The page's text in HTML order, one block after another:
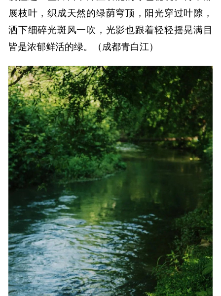
展枝叶，织成天然的绿荫穹顶，阳光穿过叶隙，
洒下细碎光斑风一吹，光影也跟着轻轻摇晃满目
皆是浓郁鲜活的绿。（成都青白江）